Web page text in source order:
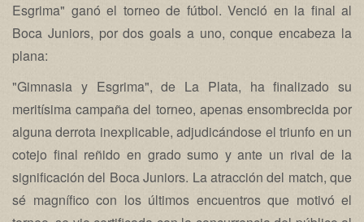
Esgrima" ganó el torneo de fútbol. Venció en la final al
Boca Juniors, por dos goals a uno, conque encabeza la
plana:
"Gimnasia y Esgrima", de La Plata, ha finalizado su
meritísima campaña del torneo, apenas ensombrecida por
alguna derrota inexplicable, adjudicándose el triunfo en un
cotejo final reñido en grado sumo y ante un rival de la
significación del Boca Juniors. La atracción del match, que
sé magnífico con los últimos encuentros que motivó el